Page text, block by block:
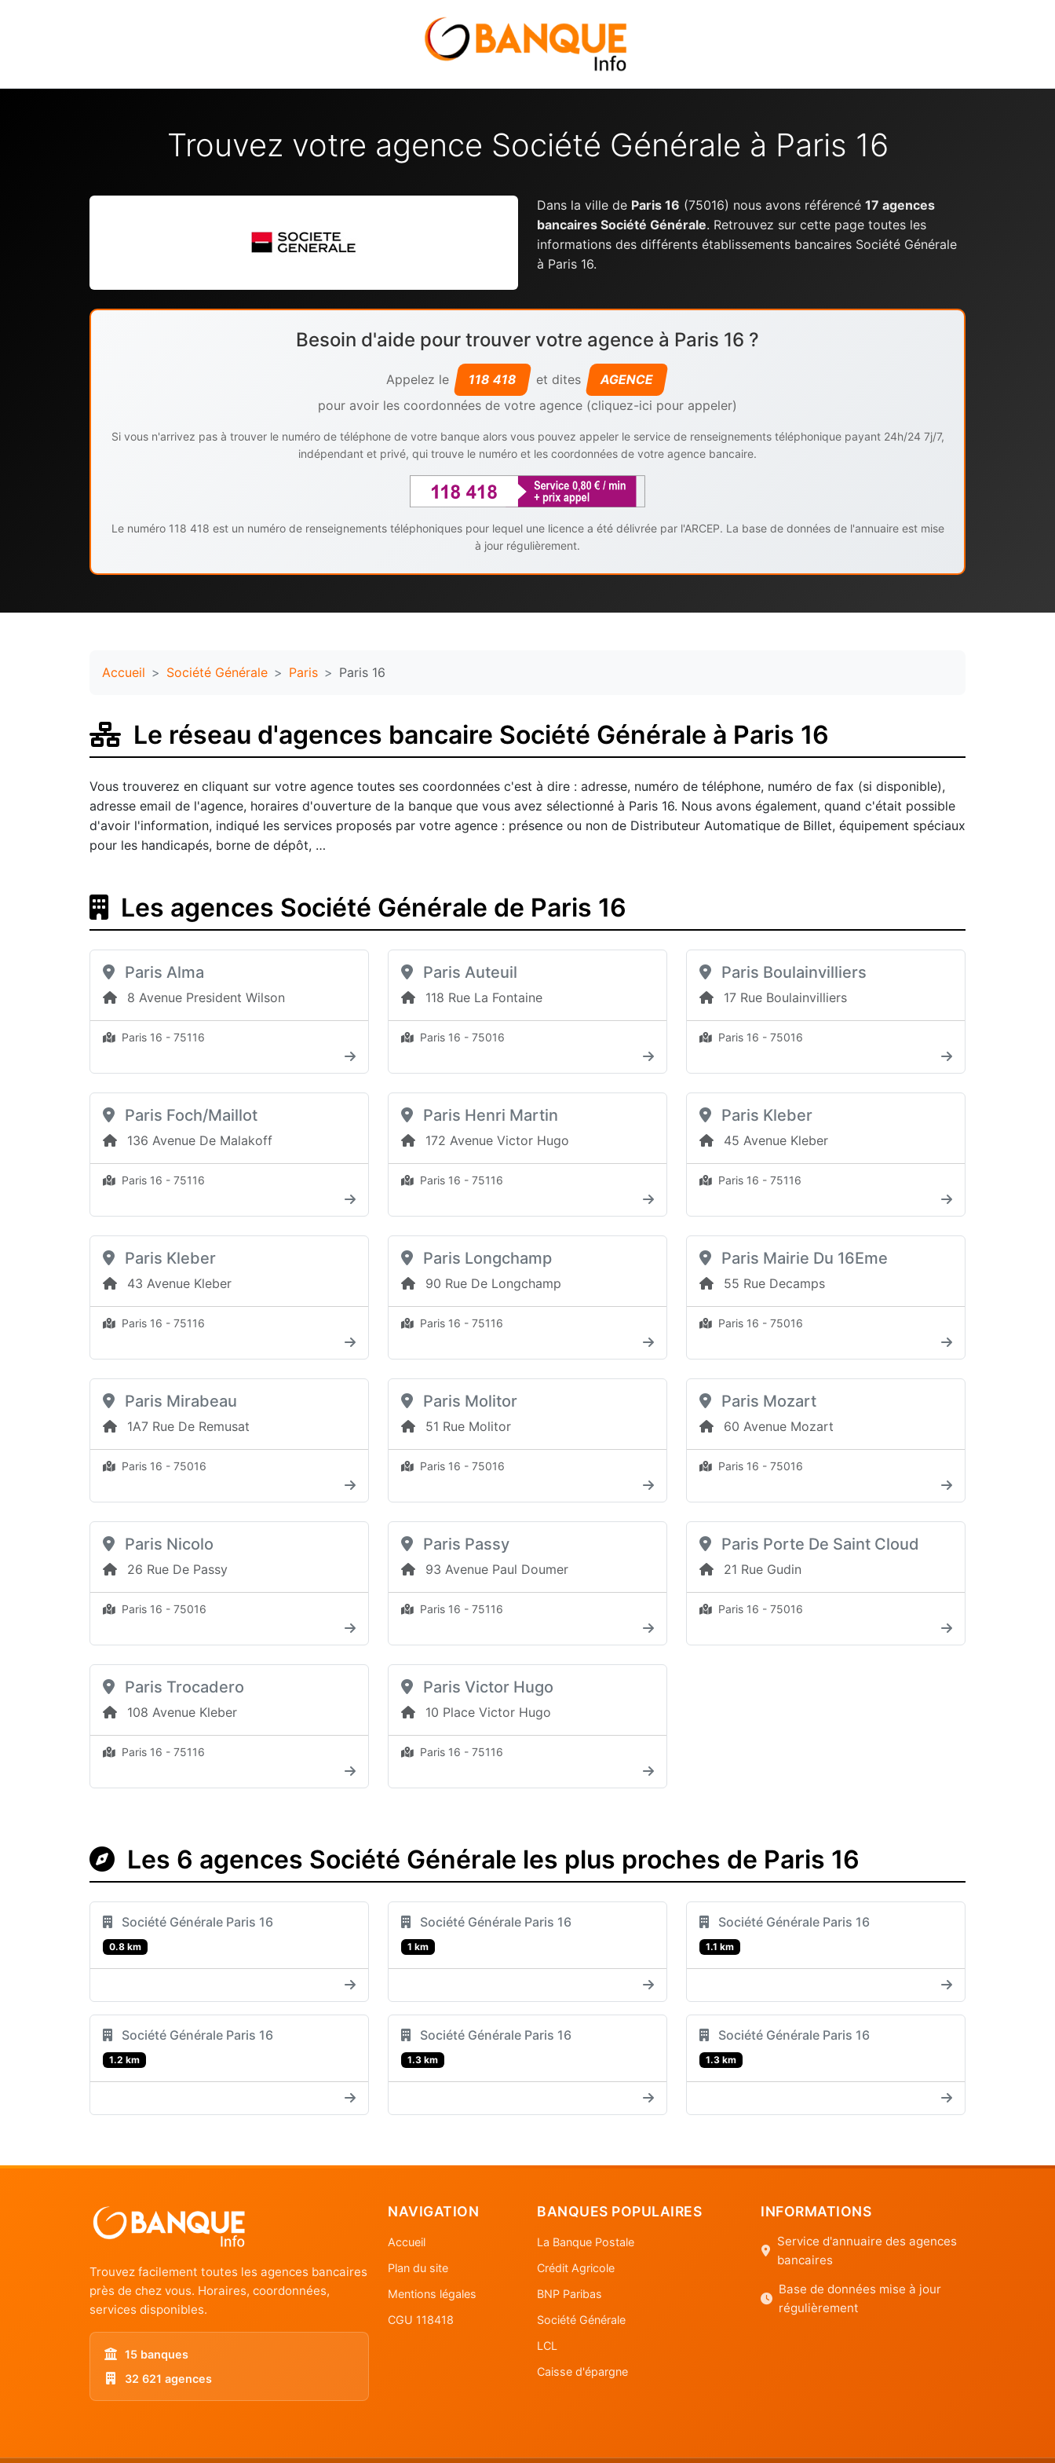
Trouvez votre agence Société Générale à Paris 16
Dans la ville de Paris 16 (75016) nous avons référencé 17 agences
bancaires Société Générale. Retrouvez sur cette page toutes les
informations des différents établissements bancaires Société Générale
à Paris 16.
Besoin d'aide pour trouver votre agence à Paris 16 ?
Appelez le 118 418 et dites
AGENCE
pour avoir les coordonnées de votre agence (cliquez-ici pour appeler)
Si vous n'arrivez pas à trouver le numéro de téléphone de votre banque alors vous pouvez appeler le service de renseignements téléphonique payant 24h/24 7j/7,
indépendant et privé, qui trouve le numéro et les coordonnées de votre agence bancaire.
Le numéro 118 418 est un numéro de renseignements téléphoniques pour lequel une licence a été délivrée par l'ARCEP. La base de données de l'annuaire est mise
à jour régulièrement.
Accueil Société Générale Paris Paris 16
Le réseau d'agences bancaire Société Générale à Paris 16
Vous trouverez en cliquant sur votre agence toutes ses coordonnées c'est à dire : adresse, numéro de téléphone, numéro de fax (si disponible),
adresse email de l'agence, horaires d'ouverture de la banque que vous avez sélectionné à Paris 16. Nous avons également, quand c'était possible
d'avoir l'information, indiqué les services proposés par votre agence : présence ou non de Distributeur Automatique de Billet, équipement spéciaux
pour les handicapés, borne de dépôt, …
Les agences Société Générale de Paris 16
Paris Alma
8 Avenue President Wilson
Paris 16 - 75116
Paris Auteuil
118 Rue La Fontaine
Paris 16 - 75016
Paris Boulainvilliers
17 Rue Boulainvilliers
Paris 16 - 75016
Paris Foch/Maillot
136 Avenue De Malakoff
Paris 16 - 75116
Paris Henri Martin
172 Avenue Victor Hugo
Paris 16 - 75116
Paris Kleber
45 Avenue Kleber
Paris 16 - 75116
Paris Kleber
43 Avenue Kleber
Paris 16 - 75116
Paris Longchamp
90 Rue De Longchamp
Paris 16 - 75116
Paris Mairie Du 16Eme
55 Rue Decamps
Paris 16 - 75016
Paris Mirabeau
1A7 Rue De Remusat
Paris 16 - 75016
Paris Molitor
51 Rue Molitor
Paris 16 - 75016
Paris Mozart
60 Avenue Mozart
Paris 16 - 75016
Paris Nicolo
26 Rue De Passy
Paris 16 - 75016
Paris Passy
93 Avenue Paul Doumer
Paris 16 - 75116
Paris Porte De Saint Cloud
21 Rue Gudin
Paris 16 - 75016
Paris Trocadero
108 Avenue Kleber
Paris 16 - 75116
Paris Victor Hugo
10 Place Victor Hugo
Paris 16 - 75116
Les 6 agences Société Générale les plus proches de Paris 16
Société Générale Paris 16
0.8 km
Société Générale Paris 16
1 km
Société Générale Paris 16
1.1 km
Société Générale Paris 16
1.2 km
Société Générale Paris 16
1.3 km
Société Générale Paris 16
1.3 km
Trouvez facilement toutes les agences bancaires
près de chez vous. Horaires, coordonnées,
services disponibles.
15 banques
32 621 agences
NAVIGATION
Accueil
Plan du site
Mentions légales
CGU 118418
BANQUES POPULAIRES
La Banque Postale
Crédit Agricole
BNP Paribas
Société Générale
LCL
Caisse d'épargne
INFORMATIONS
Service d'annuaire des agences
bancaires
Base de données mise à jour
régulièrement